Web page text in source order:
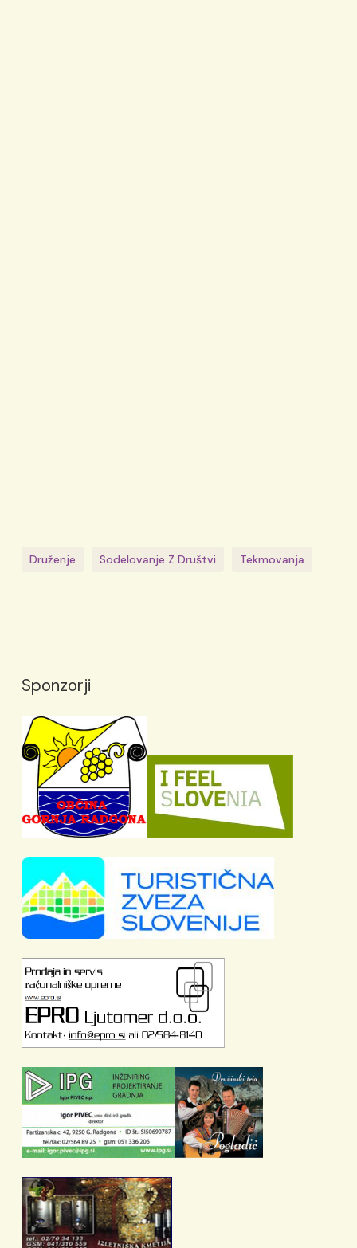
Druženje Sodelovanje Z Društvi Tekmovanja
Sponzorji